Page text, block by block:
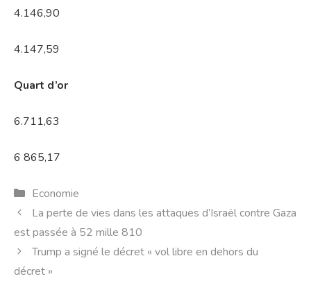
4.146,90
4.147,59
Quart d’or
6.711,63
6 865,17
Catégories
Economie
La perte de vies dans les attaques d’Israël contre Gaza
est passée à 52 mille 810
Trump a signé le décret « vol libre en dehors du
décret »